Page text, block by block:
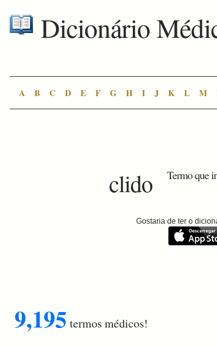
Dicionário
A B C D E F G H I J K L M
clido Termo que
Gostaria de ter o
9,195 termos médicos!